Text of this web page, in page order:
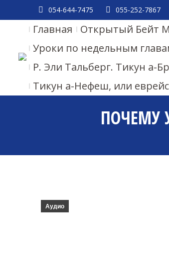
054-644-7475 055-252-7867
Главная Открытый Бейт
Уроки по недельным
Р. Эли Тальберг. Тикун а-
Тикун а-Нефеш, или
ПОЧЕМУ
Аудио